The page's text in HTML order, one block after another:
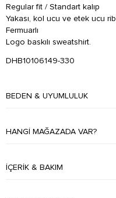
Regular fit / Standart kalıp
Yakası, kol ucu ve etek ucu
Fermuarlı
Logo baskılı sweatshirt.
DHB10106149-330
BEDEN & UYUMLULUK
HANGI MAĞAZADA VAR?
İÇERIK & BAKIM